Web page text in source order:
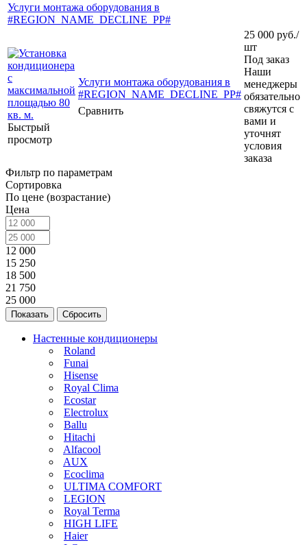
Услуги монтажа оборудования в
#REGION_NAME_DECLINE_PP#
Быстрый
просмотр
Услуги монтажа оборудования в
#REGION_NAME_DECLINE_PP#
Сравнить
25 000 руб./
шт
Под заказ
Наши
менеджеры
обязательно
свяжутся с
вами и
уточнят
условия
заказа
Фильтр по параметрам
Сортировка
По цене (возрастание)
Цена
12 000
15 250
18 500
21 750
25 000
Сбросить
Настенные кондиционеры
Roland
Funai
Hisense
Royal Clima
Ecostar
Electrolux
Ballu
Hitachi
Alfacool
AUX
Ecoclima
ULTIMA COMFORT
LEGION
Royal Terma
HIGH LIFE
Haier